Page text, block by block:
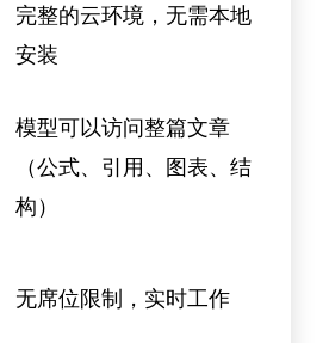
完整的云环境，无需本地
安装
模型可以访问整篇文章
（公式、引用、图表、结
构）
无席位限制，实时工作